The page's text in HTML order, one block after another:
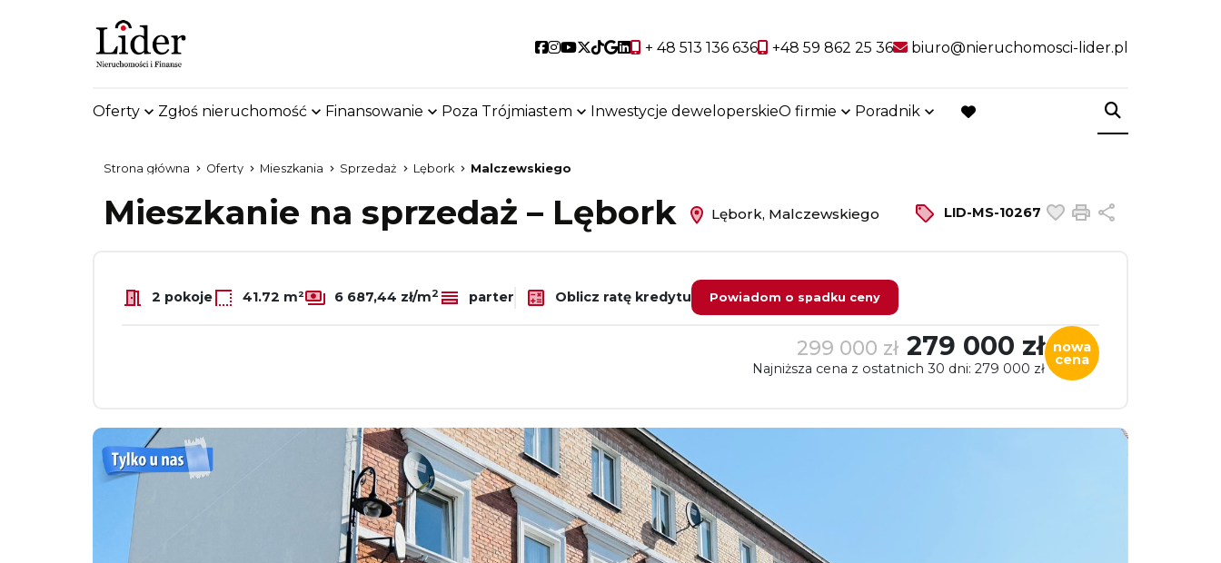
Social link
Social link
Social link
Social link
Social link
Social link
Social link
+ 48 513 136 636 +48 59 862 25 36 biuro@nieruchomosci-lider.pl
Oferty Zgłoś nieruchomość Finansowanie Poza Trójmiastem Inwestycje deweloperskieO firmie Poradnik
favorite
Strona główna Oferty Mieszkania Sprzedaż Lębork Malczewskiego
Mieszkanie na sprzedaż – Lębork Lębork, Malczewskiego LID-MS-10267 Dodaj do
Drukuj
2 pokoje 41.72 m² 6 687,44 zł/m2 parter Oblicz ratę kredytu Powiadom o spadku ceny
299 000 zł 279 000 zł
Najniższa cena z ostatnich 30 dni: 279 000 zł
nowa
cena